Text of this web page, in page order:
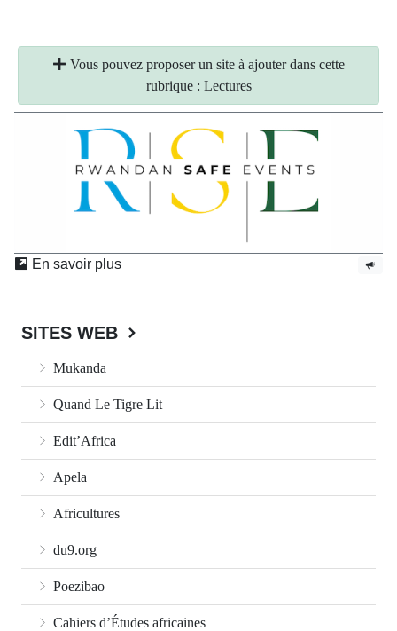
Vous pouvez proposer un site à ajouter dans cette
rubrique : Lectures
En savoir plus
SITES WEB
Mukanda
Quand Le Tigre Lit
Edit’Africa
Apela
Africultures
du9.org
Poezibao
Cahiers d’Études africaines